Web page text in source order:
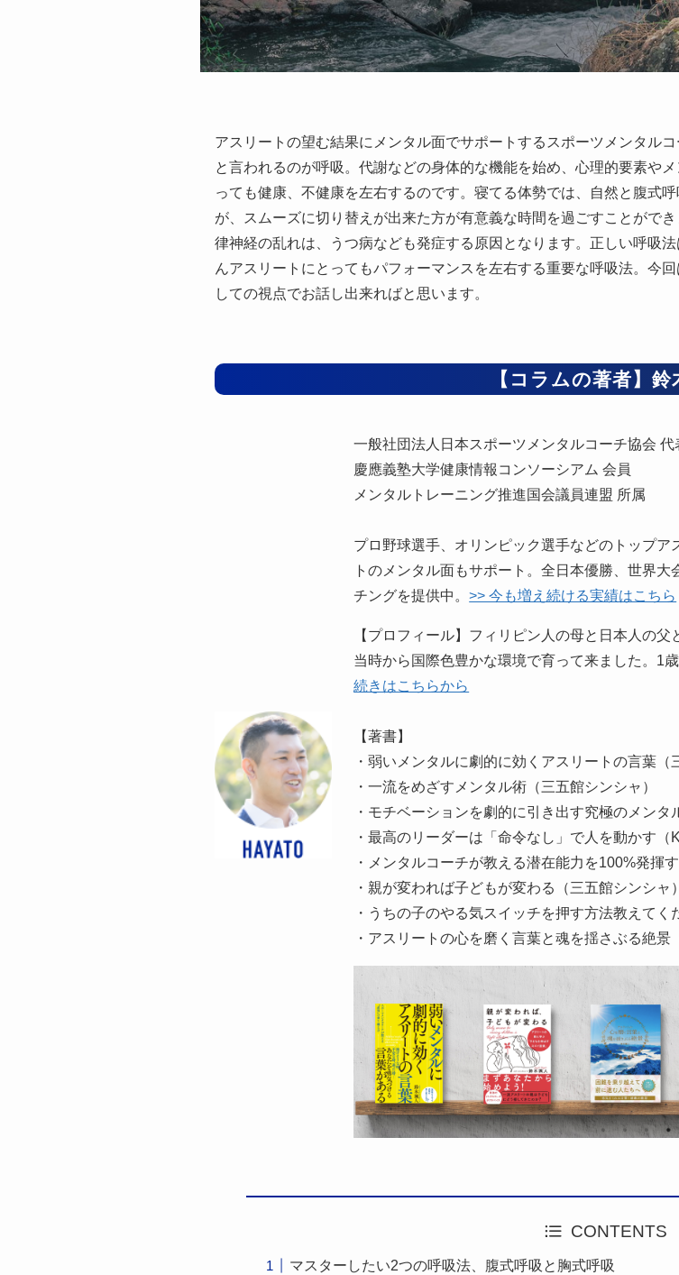
アスリートの望む結果にメンタル面でサポートするスポーツメンタル
と言われるのが呼吸。代謝などの身体的な機能を始め、心理的要素や
っても健康、不健康を左右するのです。寝てる体勢では、自然と腹式
が、スムーズに切り替えが出来た方が有意義な時間を過ごすことがで
律神経の乱れは、うつ病なども発症する原因となります。正しい呼吸
んアスリートにとってもパフォーマンスを左右する重要な呼吸法。今
しての視点でお話し出来ればと思います。
【コラムの著者】鈴
一般社団法人日本スポーツメンタルコーチ協会 代
慶應義塾大学健康情報コンソーシアム 会員
メンタルトレーニング推進国会議員連盟 所属
プロ野球選手、オリンピック選手などのトップ
トのメンタル面もサポート。全日本優勝、世界
チングを提供中。>> 今も増え続ける実績はこちら
【プロフィール】フィリピン人の母と日本人の
当時から国際色豊かな環境で育って来ました。1
続きはこちらから
【著書】
・弱いメンタルに劇的に効くアスリートの言葉（
・一流をめざすメンタル術（三五館シンシャ）
・モチベーションを劇的に引き出す究極のメンタ
・最高のリーダーは「命令なし」で人を動かす（
・メンタルコーチが教える潜在能力を100%発揮
・親が変われば子どもが変わる（三五館シンシャ）
・うちの子のやる気スイッチを押す方法教えてく
・アスリートの心を磨く言葉と魂を揺さぶる絶
CONTENTS
マスターしたい2つの呼吸法、腹式呼吸と胸式呼吸